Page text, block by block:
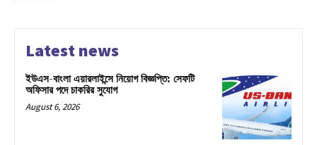
Latest news
ইউএস-বাংলা এয়ারলাইন্সে নিয়োগ বিজ্ঞপ্তি: সেফটি
অফিসার পদে চাকরির সুযোগ
August 6, 2026